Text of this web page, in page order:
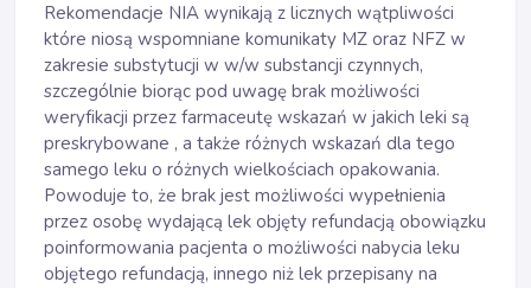
Rekomendacje NIA wynikają z licznych wątpliwości
które niosą wspomniane komunikaty MZ oraz NFZ w
zakresie substytucji w w/w substancji czynnych,
szczególnie biorąc pod uwagę brak możliwości
weryfikacji przez farmaceutę wskazań w jakich leki są
preskrybowane , a także różnych wskazań dla tego
samego leku o różnych wielkościach opakowania.
Powoduje to, że brak jest możliwości wypełnienia
przez osobę wydającą lek objęty refundacją obowiązku
poinformowania pacjenta o możliwości nabycia leku
objętego refundacją, innego niż lek przepisany na